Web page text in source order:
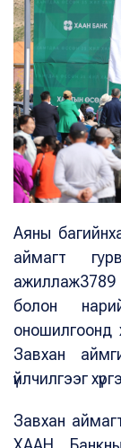
Аяны
аймагт
болон
оношилгоонд
Завхан
үйлчилгээг
Завхан